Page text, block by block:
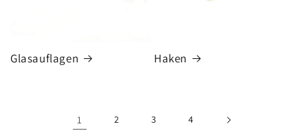
Glasauflagen Haken
1 2 3 4